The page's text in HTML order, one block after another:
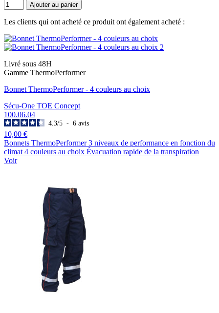
Ajouter au panier
Les clients qui ont acheté ce produit ont également acheté :
Livré sous 48H
Gamme ThermoPerformer
Bonnet ThermoPerformer - 4 couleurs au choix
Sécu-One TOE Concept
100.06.04
4.3/5 - 6 avis
10,00 €
Bonnets ThermoPerformer 3 niveaux de performance en fonction du
climat 4 couleurs au choix Évacuation rapide de la transpiration
Voir